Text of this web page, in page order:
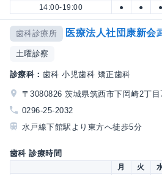
14:00-19:00
● ● ●
歯科診療所 医療法人社団康新会
土曜診察
診療科： 歯科 小児歯科 矯正歯科
〒3080826 茨城県筑西市下岡崎2丁目
0296-25-2032
水戸線下館駅より東方へ徒歩5分
歯科 診療時間
月 火